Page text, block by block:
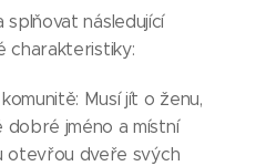
splňovat následující
charakteristiky:
Musí jít o ženu,
dobré jméno a místní
otevřou dveře svých